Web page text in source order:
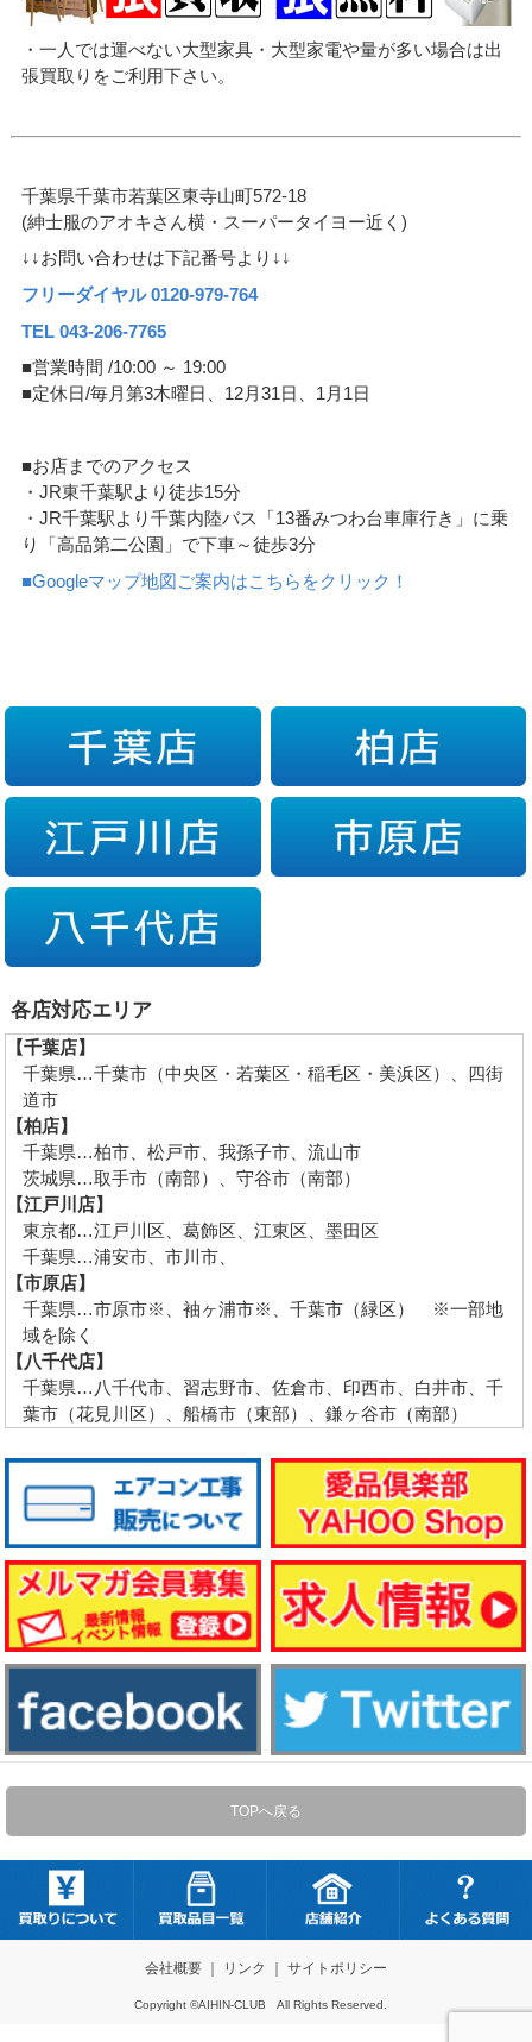
・一人では運べない大型家具・大型家電や量が多い場合は出
張買取りをご利用下さい。
千葉県千葉市若葉区東寺山町572-18
(紳士服のアオキさん横・スーパータイヨー近く)
↓↓お問い合わせは下記番号より↓↓
フリーダイヤル 0120-979-764
TEL 043-206-7765
■営業時間 /10:00 ～ 19:00
■定休日/毎月第3木曜日、12月31日、1月1日
■お店までのアクセス
・JR東千葉駅より徒歩15分
・JR千葉駅より千葉内陸バス「13番みつわ台車庫行き」に乗
り「高品第二公園」で下車～徒歩3分
■Googleマップ地図ご案内はこちらをクリック！
各店対応エリア
【千葉店】
千葉県…千葉市（中央区・若葉区・稲毛区・美浜区）、四街
道市
【柏店】
千葉県…柏市、松戸市、我孫子市、流山市
茨城県…取手市（南部）、守谷市（南部）
【江戸川店】
東京都…江戸川区、葛飾区、江東区、墨田区
千葉県…浦安市、市川市、
【市原店】
千葉県…市原市※、袖ヶ浦市※、千葉市（緑区） ※一部地
域を除く
【八千代店】
千葉県…八千代市、習志野市、佐倉市、印西市、白井市、千
葉市（花見川区）、船橋市（東部）、鎌ヶ谷市（南部）
TOPへ戻る
会社概要｜ リンク ｜ サイトポリシー
Copyright ©AIHIN-CLUB All Rights Reserved.